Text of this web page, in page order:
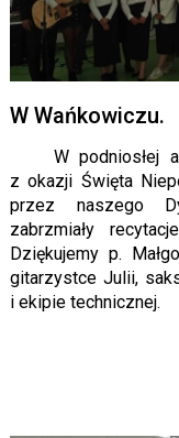
W Wańkowiczu.
W podniosłej
z okazji Święta
przez naszego
zabrzmiały
Dziękujemy p.
gitarzystce Julii,
i ekipie technicznej.